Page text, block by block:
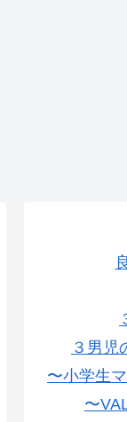
３男児
〜小学生
〜